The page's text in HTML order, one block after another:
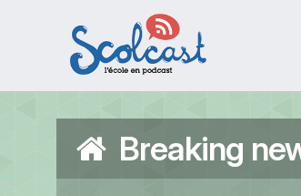
Aller au contenu principal
Breaking